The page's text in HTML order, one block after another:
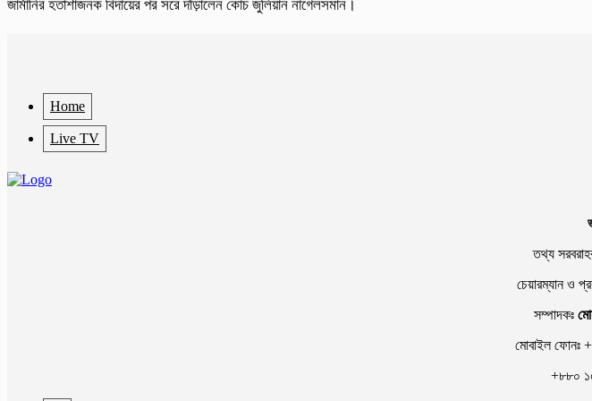
জার্মানির হতাশাজনক বিদায়ের পর সরে দাঁড়ালেন কোচ জুলিয়ান নাগেলসমান।
Home
Live TV
তথ্য
চেয়ারম্যান ও
সম্পাদকঃ
মোবাইল ফোনঃ
+৮৮০